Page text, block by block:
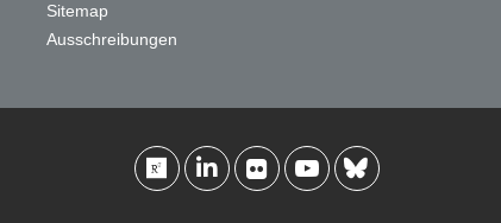
Sitemap
Ausschreibungen